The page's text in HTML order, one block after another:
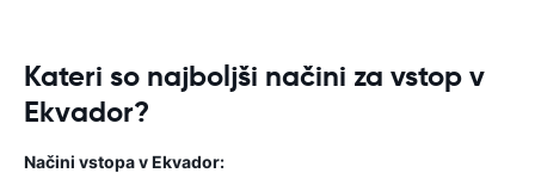
Kateri so najboljši načini za vstop v
Ekvador?
Načini vstopa v Ekvador: